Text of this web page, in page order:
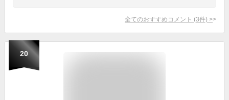
全てのおすすめコメント (3件) >
20